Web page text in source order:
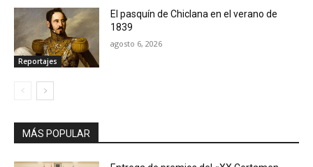
Reportajes
El pasquín de Chiclana en el verano de
1839
agosto 6, 2026
MÁS POPULAR